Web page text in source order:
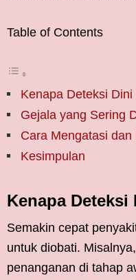
Table of Contents
Kenapa Deteksi
Gejala yang Sering
Cara Mengatasi dan
Kesimpulan
Kenapa
Semakin cepat
untuk diobati.
penanganan di tahap